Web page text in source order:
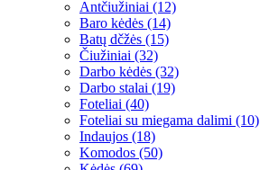
Antčiužiniai (12)
Baro kėdės (14)
Batų dčžės (15)
Čiužiniai (32)
Darbo kėdės (32)
Darbo stalai (19)
Foteliai (40)
Foteliai su miegama dalimi (10)
Indaujos (18)
Komodos (50)